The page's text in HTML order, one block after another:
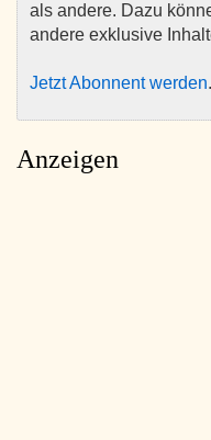
als andere. Dazu
andere exklusive
Jetzt Abonnent werden.
Anzeigen